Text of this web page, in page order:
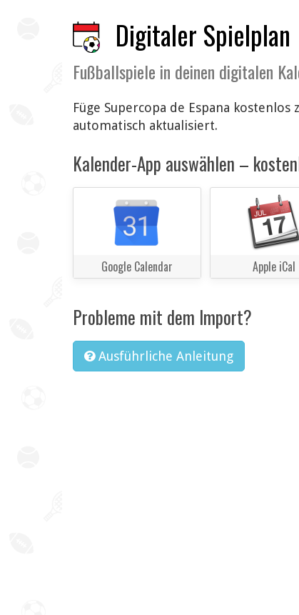
Digitaler Spielplan
Fußballspiele in deinen digitalen
Füge Supercopa de Espana
automatisch aktualisiert.
Kalender-App auswählen –
Google Calendar Apple iCal
Probleme mit dem Import?
Ausführliche Anleitung